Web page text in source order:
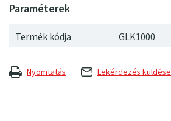
Termék kódja GLK1000
Nyomtatás Lekérdezés küldése